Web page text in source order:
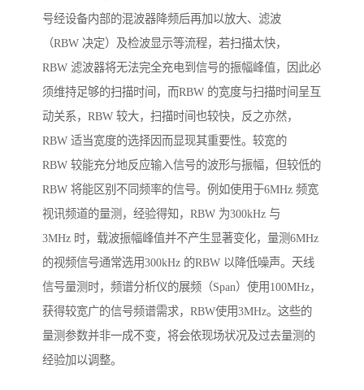
号经设备内部的混波器降频后再加以放大、滤波
（RBW 决定）及检波显示等流程，若扫描太快，
RBW 滤波器将无法完全充电到信号的振幅峰值，因此必
须维持足够的扫描时间，而RBW 的宽度与扫描时间呈互
动关系，RBW 较大，扫描时间也较快，反之亦然，
RBW 适当宽度的选择因而显现其重要性。较宽的
RBW 较能充分地反应输入信号的波形与振幅，但较低的
RBW 将能区别不同频率的信号。例如使用于6MHz 频宽
视讯频道的量测，经验得知，RBW 为300kHz 与
3MHz 时，载波振幅峰值并不产生显著变化，量测6MHz
的视频信号通常选用300kHz 的RBW 以降低噪声。天线
信号量测时，频谱分析仪的展频（Span）使用100MHz，
获得较宽广的信号频谱需求，RBW使用3MHz。这些的
量测参数并非一成不变，将会依现场状况及过去量测的
经验加以调整。